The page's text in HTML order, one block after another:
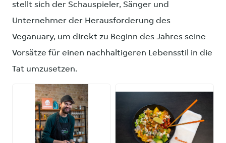
stellt sich der Schauspieler, Sänger und
Unternehmer der Herausforderung des
Veganuary, um direkt zu Beginn des Jahres seine
Vorsätze für einen nachhaltigeren Lebensstil in die
Tat umzusetzen.